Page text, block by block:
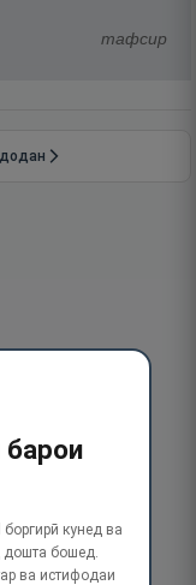
тафсир
кунед ва
дошта бошед.
ва истифодаи